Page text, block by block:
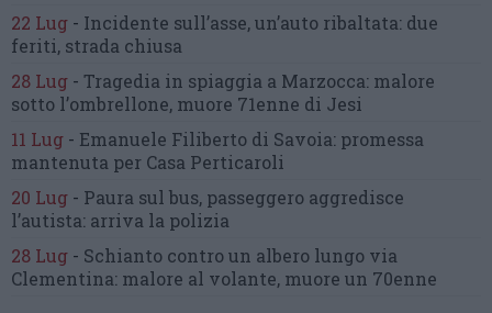
22 Lug - Incidente sull’asse, un’auto ribaltata: due
feriti, strada chiusa
28 Lug - Tragedia in spiaggia a Marzocca: malore
sotto l’ombrellone, muore 71enne di Jesi
11 Lug - Emanuele Filiberto di Savoia: promessa
mantenuta per Casa Perticaroli
20 Lug - Paura sul bus, passeggero aggredisce
l’autista: arriva la polizia
28 Lug - Schianto contro un albero lungo via
Clementina: malore al volante, muore un 70enne